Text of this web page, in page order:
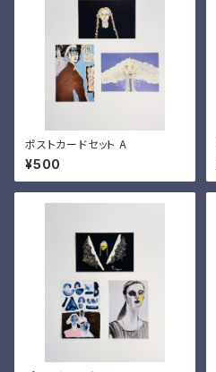
ポストカードセット A
¥500